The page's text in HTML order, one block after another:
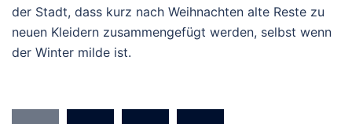
der Stadt, dass kurz nach Weihnachten alte Reste zu
neuen Kleidern zusammengefügt werden, selbst wenn
der Winter milde ist.